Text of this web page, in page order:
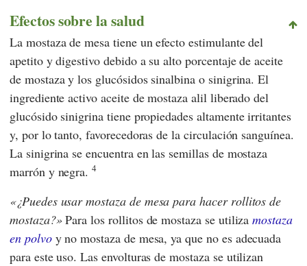
Efectos sobre la salud
La mostaza de mesa tiene un efecto estimulante del
apetito y digestivo debido a su alto porcentaje de aceite
de mostaza y los glucósidos sinalbina o sinigrina. El
ingrediente activo aceite de mostaza alil liberado del
glucósido sinigrina tiene propiedades altamente irritantes
y, por lo tanto, favorecedoras de la circulación sanguínea.
La sinigrina se encuentra en las semillas de mostaza
marrón y negra.4
¿Puedes usar mostaza de mesa para hacer rollitos de
mostaza? Para los rollitos de mostaza se utilizamostaza
en polvoy no mostaza de mesa, ya que no es adecuada
para este uso. Las envolturas de mostaza se utilizan